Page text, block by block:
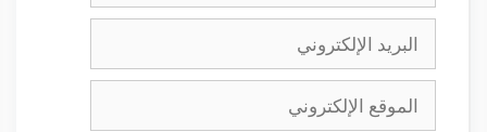
البريد
الإلكتروني
الموقع
الإلكتروني